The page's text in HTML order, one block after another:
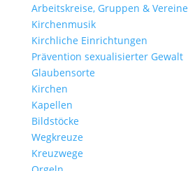
Arbeits­kreise, Gruppen & Vereine
Kirchen­musik
Kirch­liche Einrichtungen
Präven­tion sexua­li­sierter Gewalt
Glau­ben­s­orte
Kirchen
Kapellen
Bild­stöcke
Wegkreuze
Kreuz­wege